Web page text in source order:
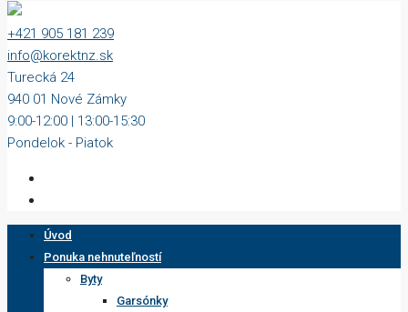
+421 905 181 239
info@korektnz.sk
Turecká 24
940 01 Nové Zámky
9:00-12:00 | 13:00-15:30
Pondelok - Piatok
Úvod
Ponuka nehnuteľností
Byty
Garsónky